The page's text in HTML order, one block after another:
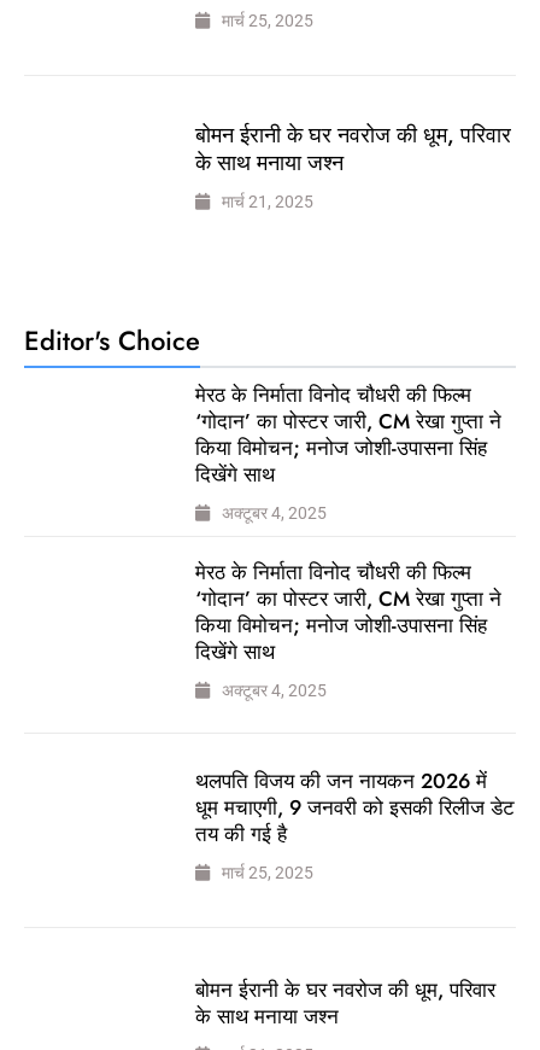
मार्च 25, 2025
बोमन ईरानी के घर नवरोज की धूम, परिवार
के साथ मनाया जश्न
मार्च 21, 2025
Editor's Choice
मेरठ के निर्माता विनोद चौधरी की फिल्म
‘गोदान’ का पोस्टर जारी, CM रेखा गुप्ता ने
किया विमोचन; मनोज जोशी-उपासना सिंह
दिखेंगे साथ
अक्टूबर 4, 2025
मेरठ के निर्माता विनोद चौधरी की फिल्म
‘गोदान’ का पोस्टर जारी, CM रेखा गुप्ता ने
किया विमोचन; मनोज जोशी-उपासना सिंह
दिखेंगे साथ
अक्टूबर 4, 2025
थलपति विजय की जन नायकन 2026 में
धूम मचाएगी, 9 जनवरी को इसकी रिलीज डेट
तय की गई है
मार्च 25, 2025
बोमन ईरानी के घर नवरोज की धूम, परिवार
के साथ मनाया जश्न